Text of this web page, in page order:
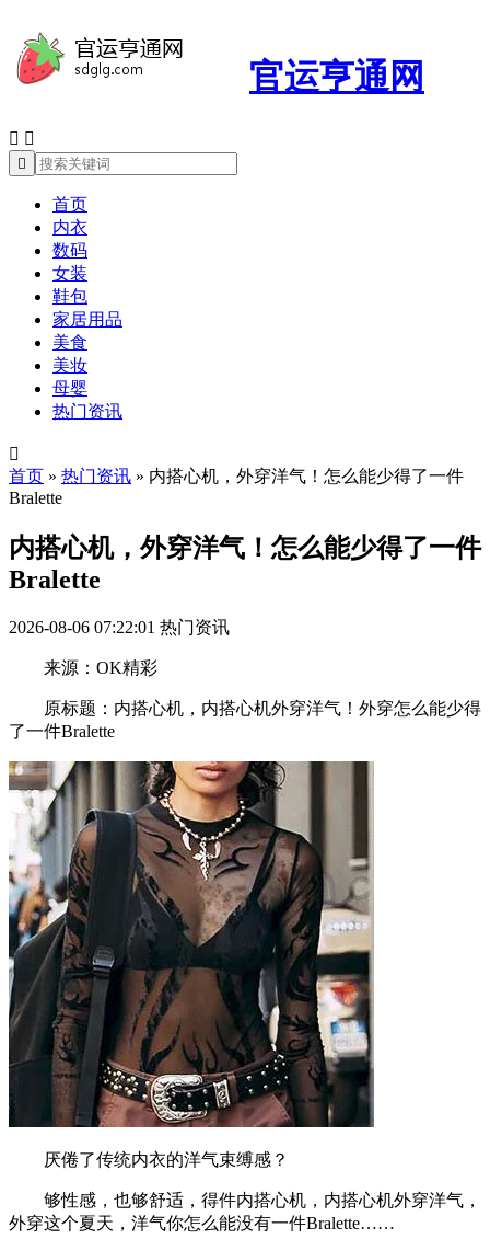
官运亨通网
 

首页
内衣
数码
女装
鞋包
家居用品
美食
美妆
母婴
热门资讯

首页 » 热门资讯 » 内搭心机，外穿洋气！怎么能少得了一件
Bralette
内搭心机，外穿洋气！怎么能少得了一件
Bralette
2026-08-06 07:22:01 热门资讯
来源：OK精彩
原标题：内搭心机，内搭心机外穿洋气！外穿怎么能少得
了一件Bralette
厌倦了传统内衣的洋气束缚感？
够性感，也够舒适，得件内搭心机，内搭心机外穿洋气，
外穿这个夏天，洋气你怎么能没有一件Bralette……